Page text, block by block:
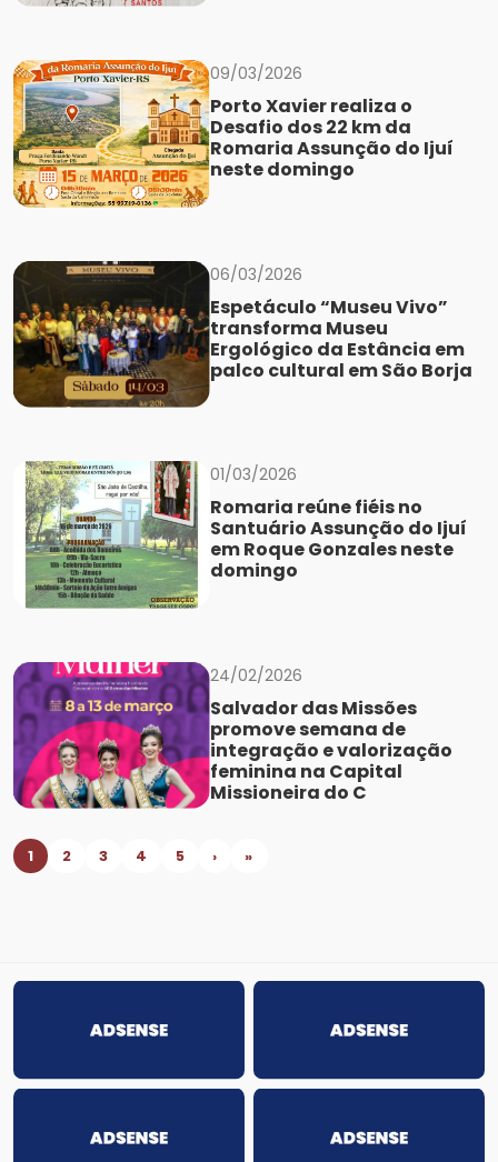
09/03/2026
Porto Xavier realiza o
Desafio dos 22 km da
Romaria Assunção do Ijuí
neste domingo
06/03/2026
Espetáculo “Museu Vivo”
transforma Museu
Ergológico da Estância em
palco cultural em São Borja
01/03/2026
Romaria reúne fiéis no
Santuário Assunção do Ijuí
em Roque Gonzales neste
domingo
24/02/2026
Salvador das Missões
promove semana de
integração e valorização
feminina na Capital
Missioneira do C
1 2 3 4 5 › »